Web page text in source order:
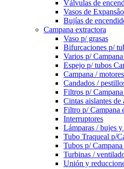
Válvulas de
Vasos de Expansâo
Bujías de
Campana extractora
Vaso p/ grasas
Bifurcaciones p/
Varios p/
Espejo p/ tubos
Campana /
Candados /
Filtros p/
Cintas aislantes
Filtro p/ Campana
Interruptores
Lámparas / bujes
Tubo Traqueal p/
Tubos p/
Turbinas /
Unión y